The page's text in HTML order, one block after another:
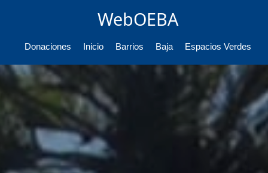
WebOEBA
Donaciones Inicio Barrios Baja Espacios Verdes